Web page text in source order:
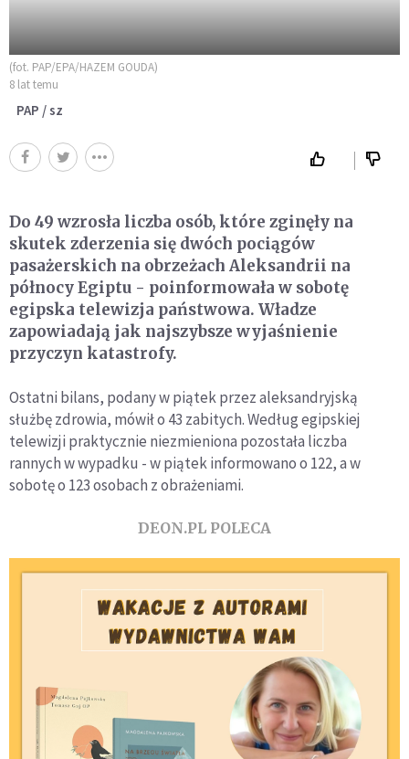
(fot. PAP/EPA/HAZEM GOUDA)
8 lat temu
PAP / sz
Do 49 wzrosła liczba osób, które zginęły na
skutek zderzenia się dwóch pociągów
pasażerskich na obrzeżach Aleksandrii na
północy Egiptu - poinformowała w sobotę
egipska telewizja państwowa. Władze
zapowiadają jak najszybsze wyjaśnienie
przyczyn katastrofy.
Ostatni bilans, podany w piątek przez aleksandryjską
służbę zdrowia, mówił o 43 zabitych. Według egipskiej
telewizji praktycznie niezmieniona pozostała liczba
rannych w wypadku - w piątek informowano o 122, a w
sobotę o 123 osobach z obrażeniami.
DEON.PL POLECA